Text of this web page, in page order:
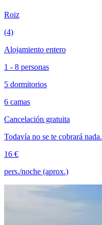
Roiz
(4)
Alojamiento entero
1 - 8 personas
5 dormitorios
6 camas
Cancelación gratuita
Todavía no se te cobrará nada.
16 €
pers./noche (aprox.)